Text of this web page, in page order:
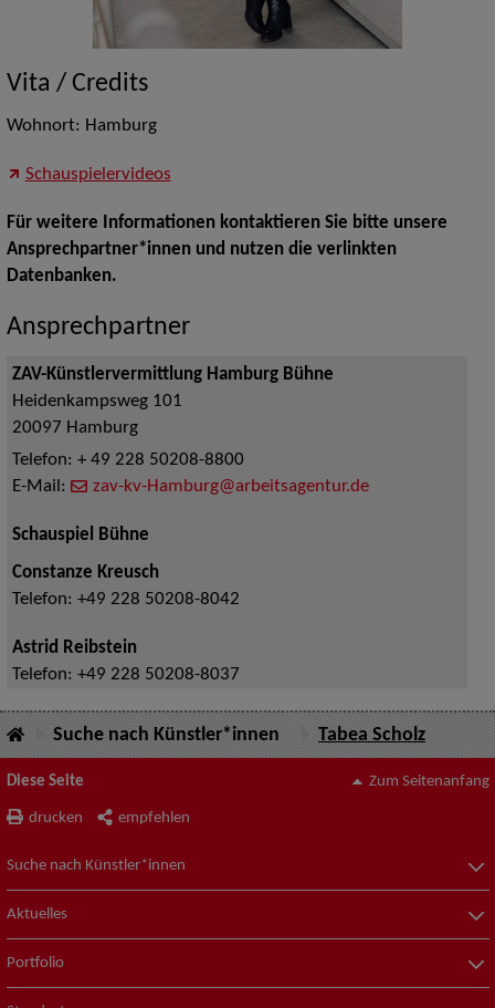
Vita / Credits
Wohnort: Hamburg
Schauspielervideos
Für weitere Informationen kontaktieren Sie bitte unsere
Ansprechpartner*innen und nutzen die verlinkten
Datenbanken.
Ansprechpartner
ZAV-Künstlervermittlung Hamburg Bühne
Heidenkampsweg 101
20097 Hamburg
Telefon: + 49 228 50208-8800
E-Mail:
zav-kv-Hamburg@arbeitsagentur.de
Schauspiel Bühne
Constanze Kreusch
Telefon: +49 228 50208-8042
Astrid Reibstein
Telefon: +49 228 50208-8037
Suche nach Künstler*innen Tabea Scholz
Diese Seite
drucken empfehlen
Zum Seitenanfang
Suche nach Künstler*innen
Aktuelles
Portfolio